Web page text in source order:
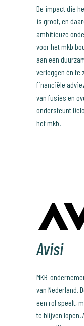
De impact die
is groot, en
ambitieuze
voor het mkb
aan een
verleggen én te
financiële
van fusies en
ondersteunt
het mkb.
Avisi
MKB-
van Nederland.
een rol speelt,
te blijven lopen.